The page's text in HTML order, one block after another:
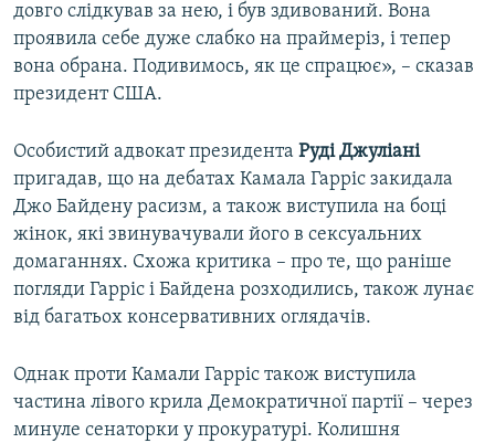
довго слідкував за нею, і був здивований. Вона
проявила себе дуже слабко на праймеріз, і тепер
вона обрана. Подивимось, як це спрацює», – сказав
президент США.
Особистий адвокат президента Руді Джуліані
пригадав, що на дебатах Камала Гарріс закидала
Джо Байдену расизм, а також виступила на боці
жінок, які звинувачували його в сексуальних
домаганнях. Схожа критика – про те, що раніше
погляди Гарріс і Байдена розходились, також лунає
від багатьох консервативних оглядачів.
Однак проти Камали Гарріс також виступила
частина лівого крила Демократичної партії – через
минуле сенаторки у прокуратурі. Колишня